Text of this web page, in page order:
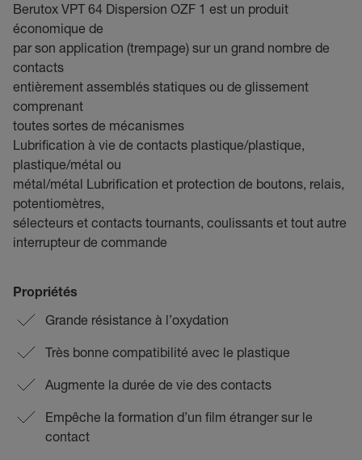
Berutox VPT 64 Dispersion OZF 1 est un produit
économique de
par son application (trempage) sur un grand nombre de
contacts
entièrement assemblés statiques ou de glissement
comprenant
toutes sortes de mécanismes
Lubrification à vie de contacts plastique/plastique,
plastique/métal ou
métal/métal Lubrification et protection de boutons, relais,
potentiomètres,
sélecteurs et contacts tournants, coulissants et tout autre
interrupteur de commande
Propriétés
Grande résistance à l’oxydation
Très bonne compatibilité avec le plastique
Augmente la durée de vie des contacts
Empêche la formation d’un film étranger sur le
contact